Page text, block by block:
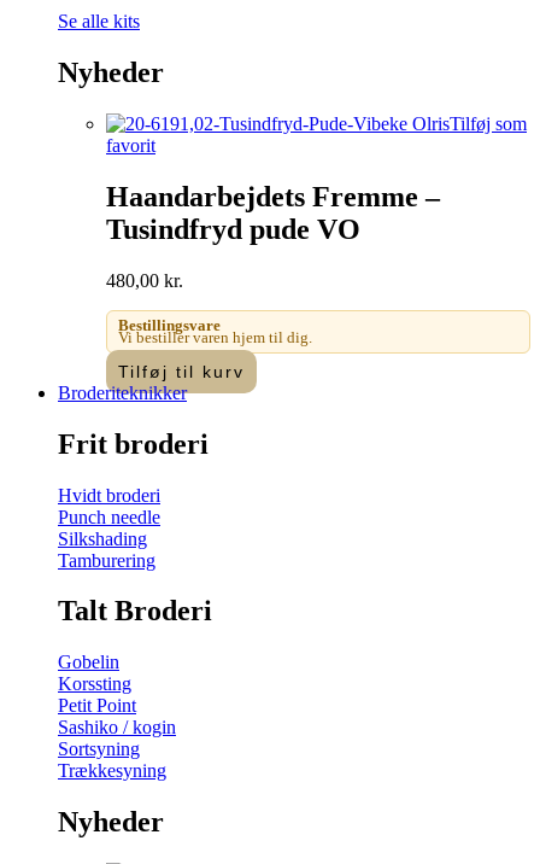
Se alle kits
Nyheder
Tilføj som
favorit
Haandarbejdets Fremme –
Tusindfryd pude VO
480,00 kr.
Bestillingsvare
Vi bestiller varen hjem til dig.
Tilføj til kurv
Broderiteknikker
Frit broderi
Hvidt broderi
Punch needle
Silkshading
Tamburering
Talt Broderi
Gobelin
Korssting
Petit Point
Sashiko / kogin
Sortsyning
Trækkesyning
Nyheder